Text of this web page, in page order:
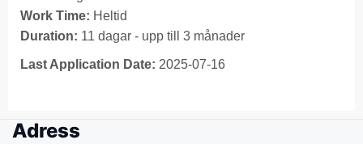
Work Time: Heltid
Duration: 11 dagar - upp till 3 månader
Last Application Date: 2025-07-16
Adress